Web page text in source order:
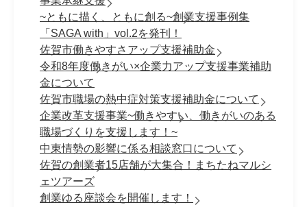
~ともに描く、ともに創る~創業支援事例集
「SAGA with」vol.2を発刊！
佐賀市働きやすさアップ支援補助金
令和8年度働きがい×企業力アップ支援事業補助
金について
佐賀市職場の熱中症対策支援補助金について
企業改革支援事業~働きやすい、働きがいのある
職場づくりを支援します！~
中東情勢の影響に係る相談窓口について
佐賀の創業者15店舗が大集合！まちたねマルシ
ェツアーズ
創業ゆる座談会を開催します！